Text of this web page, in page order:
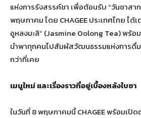
แห่งการรังสรรค์ชา เพื่อต้อนรับ “วันชาสา
พฤษภาคม โดย CHAGEE ประเทศไทย ได้
อูหลงมะลิ” (Jasmine Oolong Tea) พร้อ
นำพาทุกคนไปสัมผัสวัฒนธรรมแห่งการดื่ม
กว่าที่เคย
เมนูใหม่ และเรื่องราวที่อยู่เบื้องหลังใบชา
ในวันที่ 8 พฤษภาคมนี้ CHAGEE พร้อมเปิด